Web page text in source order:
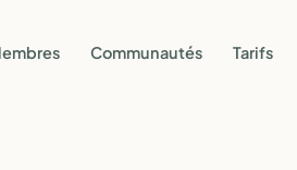
Communautés Tarifs